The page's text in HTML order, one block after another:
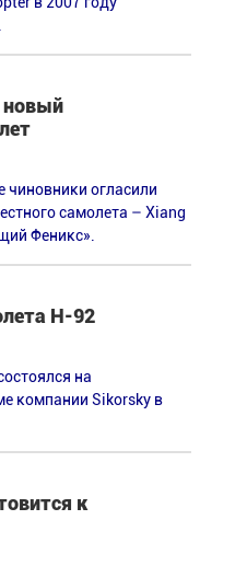
новый
огласили
самолета – Xiang
Феникс».
H-92
на
компании Sikorsky в
к